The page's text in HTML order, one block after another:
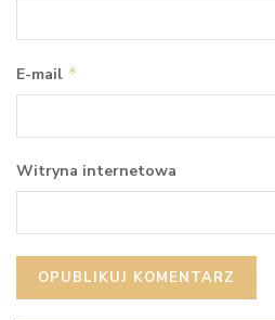
E-mail *
Witryna internetowa